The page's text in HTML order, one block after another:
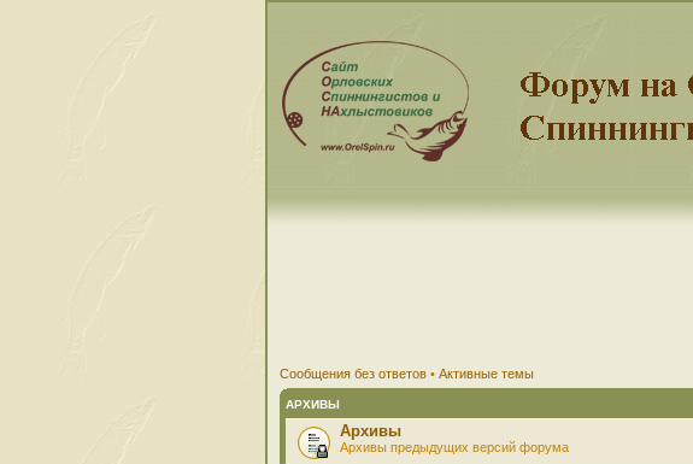
Сообщения без ответов • Активные темы
АРХИВЫ
Архивы
Архивы предыдущих версий форума